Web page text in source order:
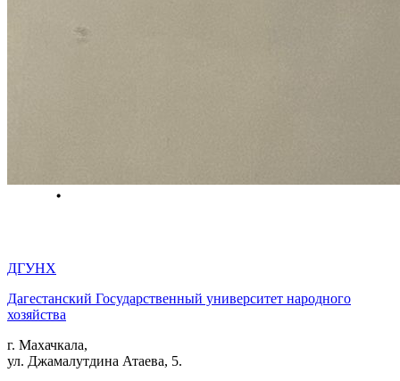
ДГУНХ
Дагестанский Государственный университет народного
хозяйства
г. Махачкала,
ул. Джамалутдина Атаева, 5.